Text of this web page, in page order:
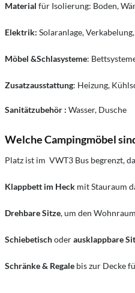
Material für Isolierung: Boden,
Elektrik: Solaranlage,
Möbel &Schlasysteme:
Zusatzausstattung: Heizung,
Sanitätzubehör : Wasser, Dusche
Welche Campingmöbel
Platz ist im VWT3 Bus begrenzt,
Klappbett im Heck mit Stauraum
Drehbare Sitze, um den
Schiebetischoderausklappbare
Schränke & Regale bis zur Decke